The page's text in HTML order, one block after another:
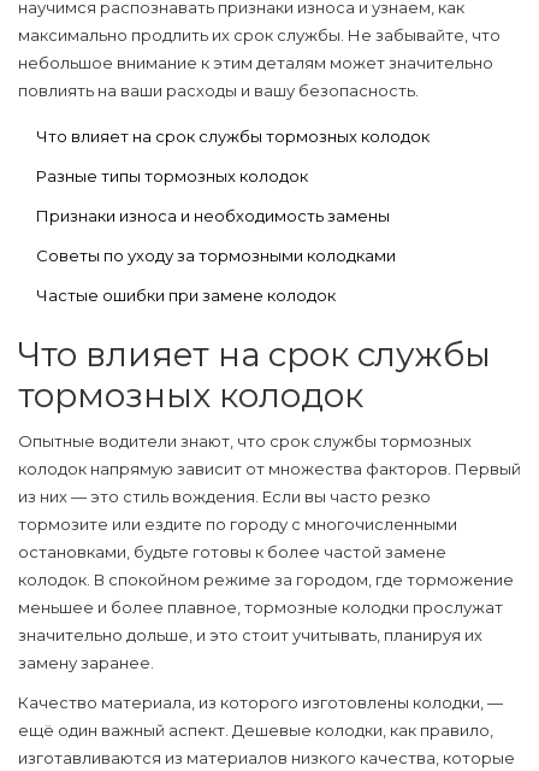
научимся распознавать признаки износа и узнаем, как
максимально продлить их срок службы. Не забывайте, что
небольшое внимание к этим деталям может значительно
повлиять на ваши расходы и вашу безопасность.
Что влияет на срок службы тормозных колодок
Разные типы тормозных колодок
Признаки износа и необходимость замены
Советы по уходу за тормозными колодками
Частые ошибки при замене колодок
Что влияет на срок службы
тормозных колодок
Опытные водители знают, что срок службы тормозных
колодок напрямую зависит от множества факторов. Первый
из них — это стиль вождения. Если вы часто резко
тормозите или ездите по городу с многочисленными
остановками, будьте готовы к более частой замене
колодок. В спокойном режиме за городом, где торможение
меньшее и более плавное, тормозные колодки прослужат
значительно дольше, и это стоит учитывать, планируя их
замену заранее.
Качество материала, из которого изготовлены колодки, —
ещё один важный аспект. Дешевые колодки, как правило,
изготавливаются из материалов низкого качества, которые